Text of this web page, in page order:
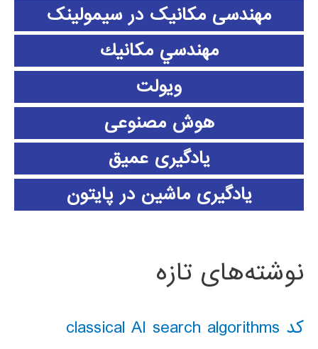
مهندسی مکانیک در سیمولینک
مهندسي مكانيك
ویولت
هوش مصنوعی
یادگیری عمیق
یادگیری ماشین در پایتون
نوشته‌های تازه
کد classical AI search algorithms